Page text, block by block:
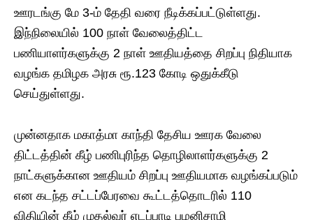
ஊரடங்கு மே 3-ம் தேதி வரை நீடிக்கப்பட்டுள்ளது.
இந்நிலையில் 100 நாள் வேலைத்திட்ட
பணியாளர்களுக்கு 2 நாள் ஊதியத்தை சிறப்பு நிதியாக
வழங்க தமிழக அரசு ரூ.123 கோடி ஒதுக்கீடு
செய்துள்ளது.
முன்னதாக மகாத்மா காந்தி தேசிய ஊரக வேலை
திட்டத்தின் கீழ் பணிபுரிந்த தொழிலாளர்களுக்கு 2
நாட்களுக்கான ஊதியம் சிறப்பு ஊதியமாக வழங்கப்படும்
என கடந்த சட்டப்பேரவை கூட்டத்தொடரில் 110
விதியின் கீழ் முதல்வர் எடப்பாடி பழனிசாமி